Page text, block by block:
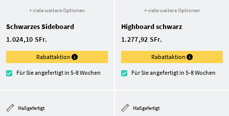
+ viele weitere Optionen
Schwarzes Sideboard
1.024,10 SFr.
Rabattaktion
Für Sie angefertigt in 5-8 Wochen
+ viele weitere Optionen
Highboard schwarz
1.277,92 SFr.
Rabattaktion
Für Sie angefertigt in 5-8 Wochen
Maßgefertigt Maßgefertigt